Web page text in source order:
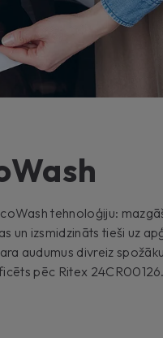
tehnoloģiju:
un izsmidzināts tieši uz
audumus divreiz
pēc Ritex 24CR00126.